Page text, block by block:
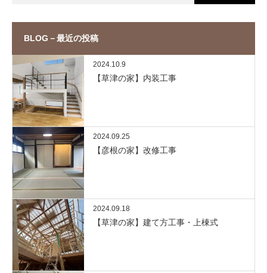
BLOG－最近の投稿
2024.10.9
【草津の家】内装工事
2024.09.25
【彦根の家】改修工事
2024.09.18
【草津の家】建て方工事・上棟式